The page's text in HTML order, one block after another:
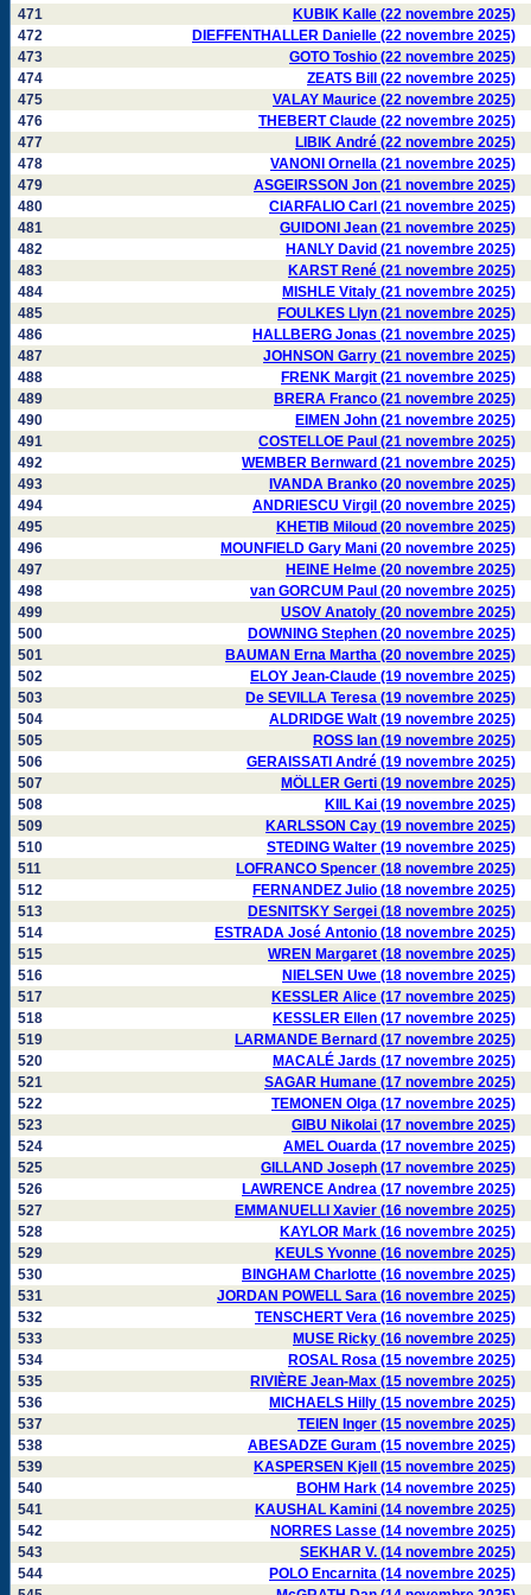
471
KUBIK Kalle (22 novembre 2025)
472
DIEFFENTHALLER Danielle (22 novembre 2025)
473
GOTO Toshio (22 novembre 2025)
474
ZEATS Bill (22 novembre 2025)
475
VALAY Maurice (22 novembre 2025)
476
THEBERT Claude (22 novembre 2025)
477
LIBIK André (22 novembre 2025)
478
VANONI Ornella (21 novembre 2025)
479
ASGEIRSSON Jon (21 novembre 2025)
480
CIARFALIO Carl (21 novembre 2025)
481
GUIDONI Jean (21 novembre 2025)
482
HANLY David (21 novembre 2025)
483
KARST René (21 novembre 2025)
484
MISHLE Vitaly (21 novembre 2025)
485
FOULKES Llyn (21 novembre 2025)
486
HALLBERG Jonas (21 novembre 2025)
487
JOHNSON Garry (21 novembre 2025)
488
FRENK Margit (21 novembre 2025)
489
BRERA Franco (21 novembre 2025)
490
EIMEN John (21 novembre 2025)
491
COSTELLOE Paul (21 novembre 2025)
492
WEMBER Bernward (21 novembre 2025)
493
IVANDA Branko (20 novembre 2025)
494
ANDRIESCU Virgil (20 novembre 2025)
495
KHETIB Miloud (20 novembre 2025)
496
MOUNFIELD Gary Mani (20 novembre 2025)
497
HEINE Helme (20 novembre 2025)
498
van GORCUM Paul (20 novembre 2025)
499
USOV Anatoly (20 novembre 2025)
500
DOWNING Stephen (20 novembre 2025)
501
BAUMAN Erna Martha (20 novembre 2025)
502
ELOY Jean-Claude (19 novembre 2025)
503
De SEVILLA Teresa (19 novembre 2025)
504
ALDRIDGE Walt (19 novembre 2025)
505
ROSS Ian (19 novembre 2025)
506
GERAISSATI André (19 novembre 2025)
507
MÖLLER Gerti (19 novembre 2025)
508
KIIL Kai (19 novembre 2025)
509
KARLSSON Cay (19 novembre 2025)
510
STEDING Walter (19 novembre 2025)
511
LOFRANCO Spencer (18 novembre 2025)
512
FERNANDEZ Julio (18 novembre 2025)
513
DESNITSKY Sergei (18 novembre 2025)
514
ESTRADA José Antonio (18 novembre 2025)
515
WREN Margaret (18 novembre 2025)
516
NIELSEN Uwe (18 novembre 2025)
517
KESSLER Alice (17 novembre 2025)
518
KESSLER Ellen (17 novembre 2025)
519
LARMANDE Bernard (17 novembre 2025)
520
MACALÉ Jards (17 novembre 2025)
521
SAGAR Humane (17 novembre 2025)
522
TEMONEN Olga (17 novembre 2025)
523
GIBU Nikolai (17 novembre 2025)
524
AMEL Ouarda (17 novembre 2025)
525
GILLAND Joseph (17 novembre 2025)
526
LAWRENCE Andrea (17 novembre 2025)
527
EMMANUELLI Xavier (16 novembre 2025)
528
KAYLOR Mark (16 novembre 2025)
529
KEULS Yvonne (16 novembre 2025)
530
BINGHAM Charlotte (16 novembre 2025)
531
JORDAN POWELL Sara (16 novembre 2025)
532
TENSCHERT Vera (16 novembre 2025)
533
MUSE Ricky (16 novembre 2025)
534
ROSAL Rosa (15 novembre 2025)
535
RIVIÈRE Jean-Max (15 novembre 2025)
536
MICHAELS Hilly (15 novembre 2025)
537
TEIEN Inger (15 novembre 2025)
538
ABESADZE Guram (15 novembre 2025)
539
KASPERSEN Kjell (15 novembre 2025)
540
BOHM Hark (14 novembre 2025)
541
KAUSHAL Kamini (14 novembre 2025)
542
NORRES Lasse (14 novembre 2025)
543
SEKHAR V. (14 novembre 2025)
544
POLO Encarnita (14 novembre 2025)